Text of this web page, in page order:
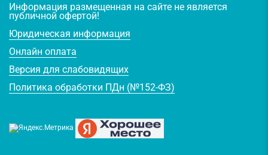
Информация размещенная на сайте не является
публичной офертой!
Юридическая информация
Онлайн оплата
Версия для слабовидящих
Политика обработки ПДн (№152-ФЗ)